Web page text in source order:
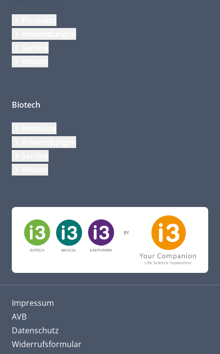
Biotech
Impressum
AVB
Datenschutz
Widerrufsformular